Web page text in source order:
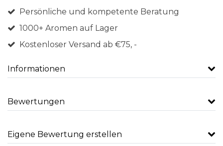
Persönliche und kompetente Beratung
1000+ Aromen auf Lager
Kostenloser Versand ab €75, -
Informationen
Bewertungen
Eigene Bewertung erstellen